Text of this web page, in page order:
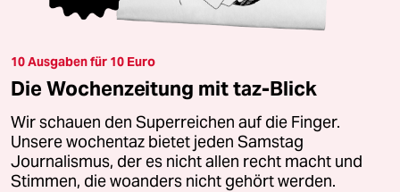
10 Ausgaben für 10 Euro
Die Wochenzeitung mit taz-Blick
Wir schauen den Superreichen auf die Finger.
Unsere wochentaz bietet jeden Samstag
Journalismus, der es nicht allen recht macht und
Stimmen, die woanders nicht gehört werden.